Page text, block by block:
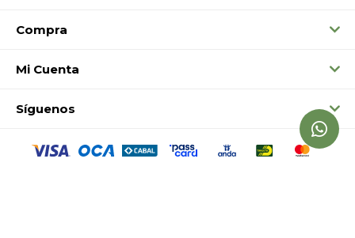
Compra
Mi Cuenta
Síguenos